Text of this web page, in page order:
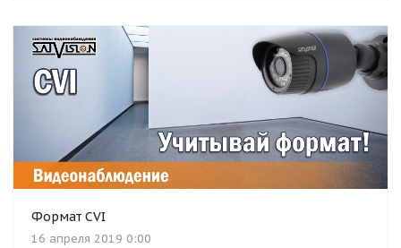
Формат CVI
16 апреля 2019 0:00